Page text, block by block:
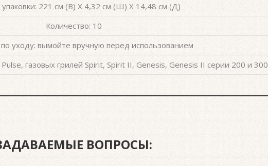
221 см (В) X 4,32 см (Ш) X 14,48 см (Д)
Количество: 10
уходу: вымойте вручную перед использованием
газовых грилей Spirit, Spirit II, Genesis, Genesis II серии 200 и 300
ВОПРОСЫ: